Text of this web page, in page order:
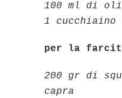
100 ml di
1
per la
200 gr di
capra